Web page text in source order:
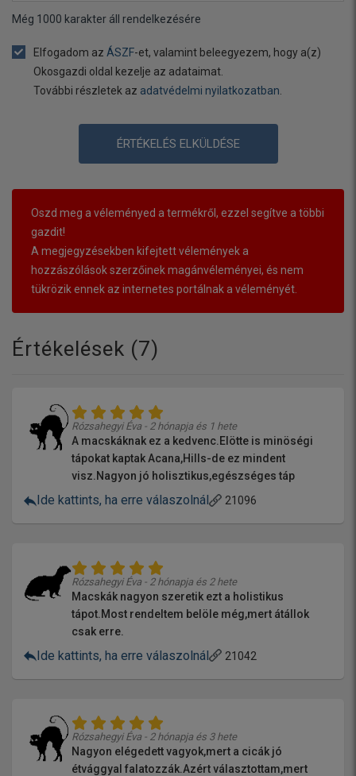
Még 1000 karakter áll rendelkezésére
Elfogadom az ÁSZF-et, valamint beleegyezem, hogy a(z)
Okosgazdi oldal kezelje az adataimat.
További részletek az adatvédelmi nyilatkozatban
ÉRTÉKELÉS ELKÜLDÉSE
Oszd meg a véleményed a termékről, ezzel segítve a többi
gazdit!
A megjegyzésekben kifejtett vélemények a
hozzászólások szerzőinek magánvéleményei, és nem
tükrözik ennek az internetes portálnak a véleményét.
Értékelések (7)
Rózsahegyi Éva - 2 hónapja és 1 hete
A macskáknak ez a kedvenc.Elötte is minöségi
tápokat kaptak Acana,Hills-de ez mindent
visz.Nagyon jó holisztikus,egészséges táp
Ide kattints, ha erre válaszolnál 21096
Rózsahegyi Éva - 2 hónapja és 2 hete
Macskák nagyon szeretik ezt a holistikus
tápot.Most rendeltem belöle még,mert átállok
csak erre.
Ide kattints, ha erre válaszolnál 21042
Rózsahegyi Éva - 2 hónapja és 3 hete
Nagyon elégedett vagyok,mert a cicák jó
étvággyal falatozzák.Azért választottam,mert